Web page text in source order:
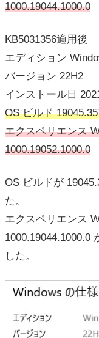
1000.19044.1000.0
KB5031356適用後
エディション
バージョン 22H2
インストール日
OS ビルド
エクスペリエンス
1000.19052.1000.0
OS ビルドが
た。
エクスペリエンス
1000.19044.1000.0
した。